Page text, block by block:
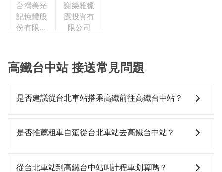
台灣美光
記憶體股
份有限公
謝榮雅獵
鷹投資有
限公司
高鐵台中站 接送常見問題
是否建議從台北車站搭乘高鐵前往高鐵台中站？
適、省時、較貴！從最早06:26一直到23:00，台北-台中
月台等車時間約10分鐘，再乘坐47~66分鐘（平均57
是否推薦租車自駕從台北車站去高鐵台中站？
時不需要閉目養神（因為要自己開車），最重要的是你
從台北車站到高鐵台中站叫計程車划算嗎？